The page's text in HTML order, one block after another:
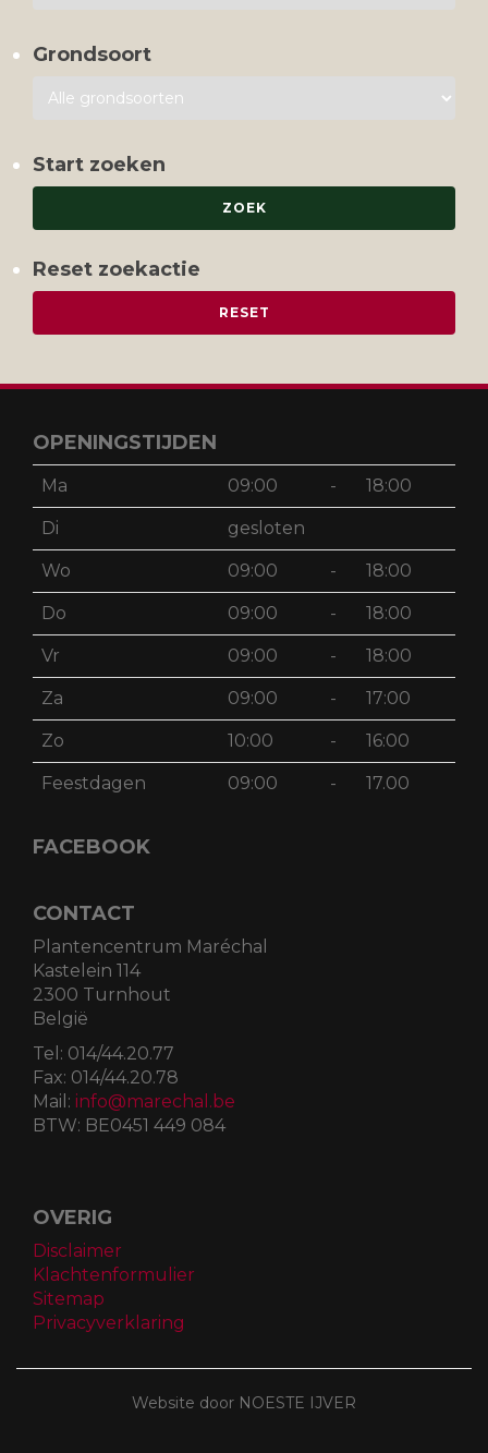
Grondsoort
Start zoeken
Reset zoekactie
OPENINGSTIJDEN
Ma 09:00 - 18:00
Di gesloten
Wo 09:00 - 18:00
Do 09:00 - 18:00
Vr 09:00 - 18:00
Za 09:00 - 17:00
Zo 10:00 - 16:00
Feestdagen 09:00 - 17.00
FACEBOOK
CONTACT
Plantencentrum Maréchal
Kastelein 114
2300 Turnhout
België
Tel: 014/44.20.77
Fax: 014/44.20.78
Mail: info@marechal.be
BTW: BE0451 449 084
OVERIG
Disclaimer
Klachtenformulier
Sitemap
Privacyverklaring
Website door NOESTE IJVER